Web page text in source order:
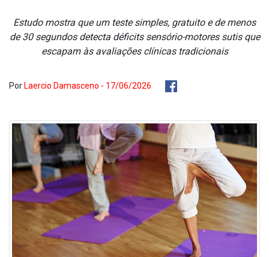
Estudo mostra que um teste simples, gratuito e de menos
de 30 segundos detecta déficits sensório-motores sutis que
escapam às avaliações clínicas tradicionais
Por Laercio Damasceno - 17/06/2026